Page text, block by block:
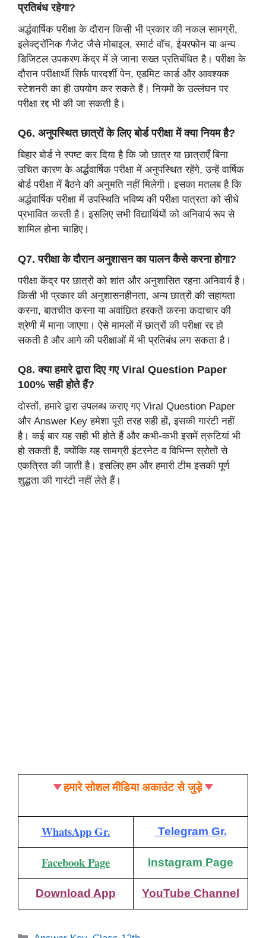
प्रतिबंध रहेगा?
अर्द्धवार्षिक परीक्षा के दौरान किसी भी प्रकार की नकल सामग्री,
इलेक्ट्रॉनिक गैजेट जैसे मोबाइल, स्मार्ट वॉच, ईयरफोन या अन्य
डिजिटल उपकरण केंद्र में ले जाना सख्त प्रतिबंधित है। परीक्षा के
दौरान परीक्षार्थी सिर्फ पारदर्शी पेन, एडमिट कार्ड और आवश्यक
स्टेशनरी का ही उपयोग कर सकते हैं। नियमों के उल्लंघन पर
परीक्षा रद्द भी की जा सकती है।
Q6. अनुपस्थित छात्रों के लिए बोर्ड परीक्षा में क्या नियम है?
बिहार बोर्ड ने स्पष्ट कर दिया है कि जो छात्र या छात्राएँ बिना
उचित कारण के अर्द्धवार्षिक परीक्षा में अनुपस्थित रहेंगे, उन्हें वार्षिक
बोर्ड परीक्षा में बैठने की अनुमति नहीं मिलेगी। इसका मतलब है कि
अर्द्धवार्षिक परीक्षा में उपस्थिति भविष्य की परीक्षा पात्रता को सीधे
प्रभावित करती है। इसलिए सभी विद्यार्थियों को अनिवार्य रूप से
शामिल होना चाहिए।
Q7. परीक्षा के दौरान अनुशासन का पालन कैसे करना होगा?
परीक्षा केंद्र पर छात्रों को शांत और अनुशासित रहना अनिवार्य है।
किसी भी प्रकार की अनुशासनहीनता, अन्य छात्रों की सहायता
करना, बातचीत करना या अवांछित हरकतें करना कदाचार की
श्रेणी में माना जाएगा। ऐसे मामलों में छात्रों की परीक्षा रद्द हो
सकती है और आगे की परीक्षाओं में भी प्रतिबंध लग सकता है।
Q8. क्या हमारे द्वारा दिए गए Viral Question Paper
100% सही होते हैं?
दोस्तों, हमारे द्वारा उपलब्ध कराए गए Viral Question Paper
और Answer Key हमेशा पूरी तरह सही हों, इसकी गारंटी नहीं
है। कई बार यह सही भी होते हैं और कभी-कभी इसमें त्रुटियां भी
हो सकती हैं, क्योंकि यह सामग्री इंटरनेट व विभिन्न स्रोतों से
एकत्रित की जाती है। इसलिए हम और हमारी टीम इसकी पूर्ण
शुद्धता की गारंटी नहीं लेते हैं।
हमारे सोशल मीडिया अकाउंट से जुड़े
WhatsApp Gr. Telegram Gr.
Facebook Page Instagram Page
Download App YouTube Channel